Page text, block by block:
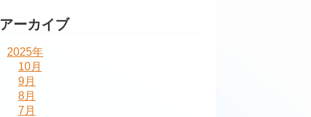
アーカイブ
2025年
10月
9月
8月
7月